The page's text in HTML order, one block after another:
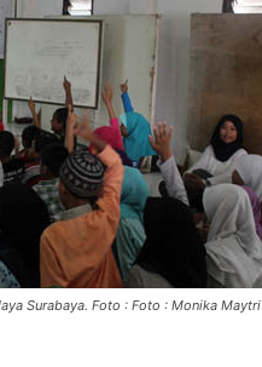
Surabaya. Foto : Foto : Monika Maytri